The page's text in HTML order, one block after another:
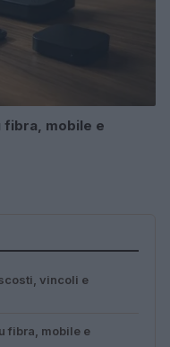
fibra, mobile e
vincoli e
fibra, mobile e